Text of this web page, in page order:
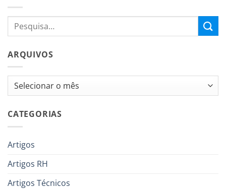
ARQUIVOS
Arquivos
CATEGORIAS
Artigos
Artigos RH
Artigos Técnicos